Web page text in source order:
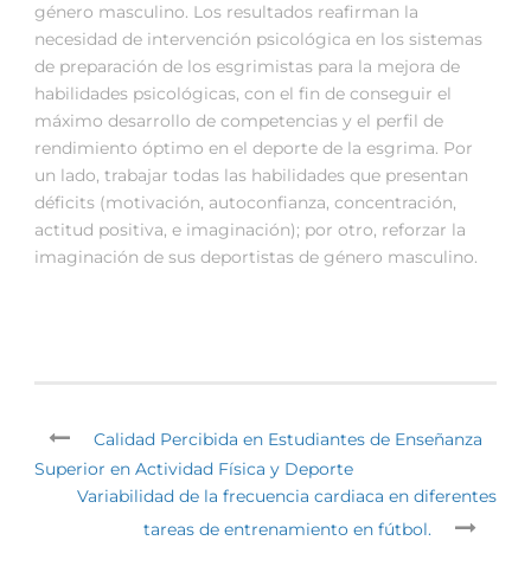
género masculino. Los resultados reafirman la
necesidad de intervención psicológica en los sistemas
de preparación de los esgrimistas para la mejora de
habilidades psicológicas, con el fin de conseguir el
máximo desarrollo de competencias y el perfil de
rendimiento óptimo en el deporte de la esgrima. Por
un lado, trabajar todas las habilidades que presentan
déficits (motivación, autoconfianza, concentración,
actitud positiva, e imaginación); por otro, reforzar la
imaginación de sus deportistas de género masculino.
Calidad Percibida en Estudiantes de Enseñanza
Superior en Actividad Física y Deporte
Variabilidad de la frecuencia cardiaca en diferentes
tareas de entrenamiento en fútbol.